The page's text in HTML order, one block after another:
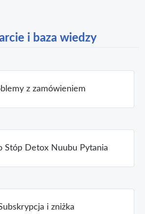
i baza wiedzy
z zamówieniem
Stóp Detox Nuubu Pytania
i zniżka